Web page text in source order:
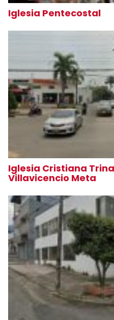
Iglesia Pentecostal
Iglesia Cristiana
Villavicencio Meta